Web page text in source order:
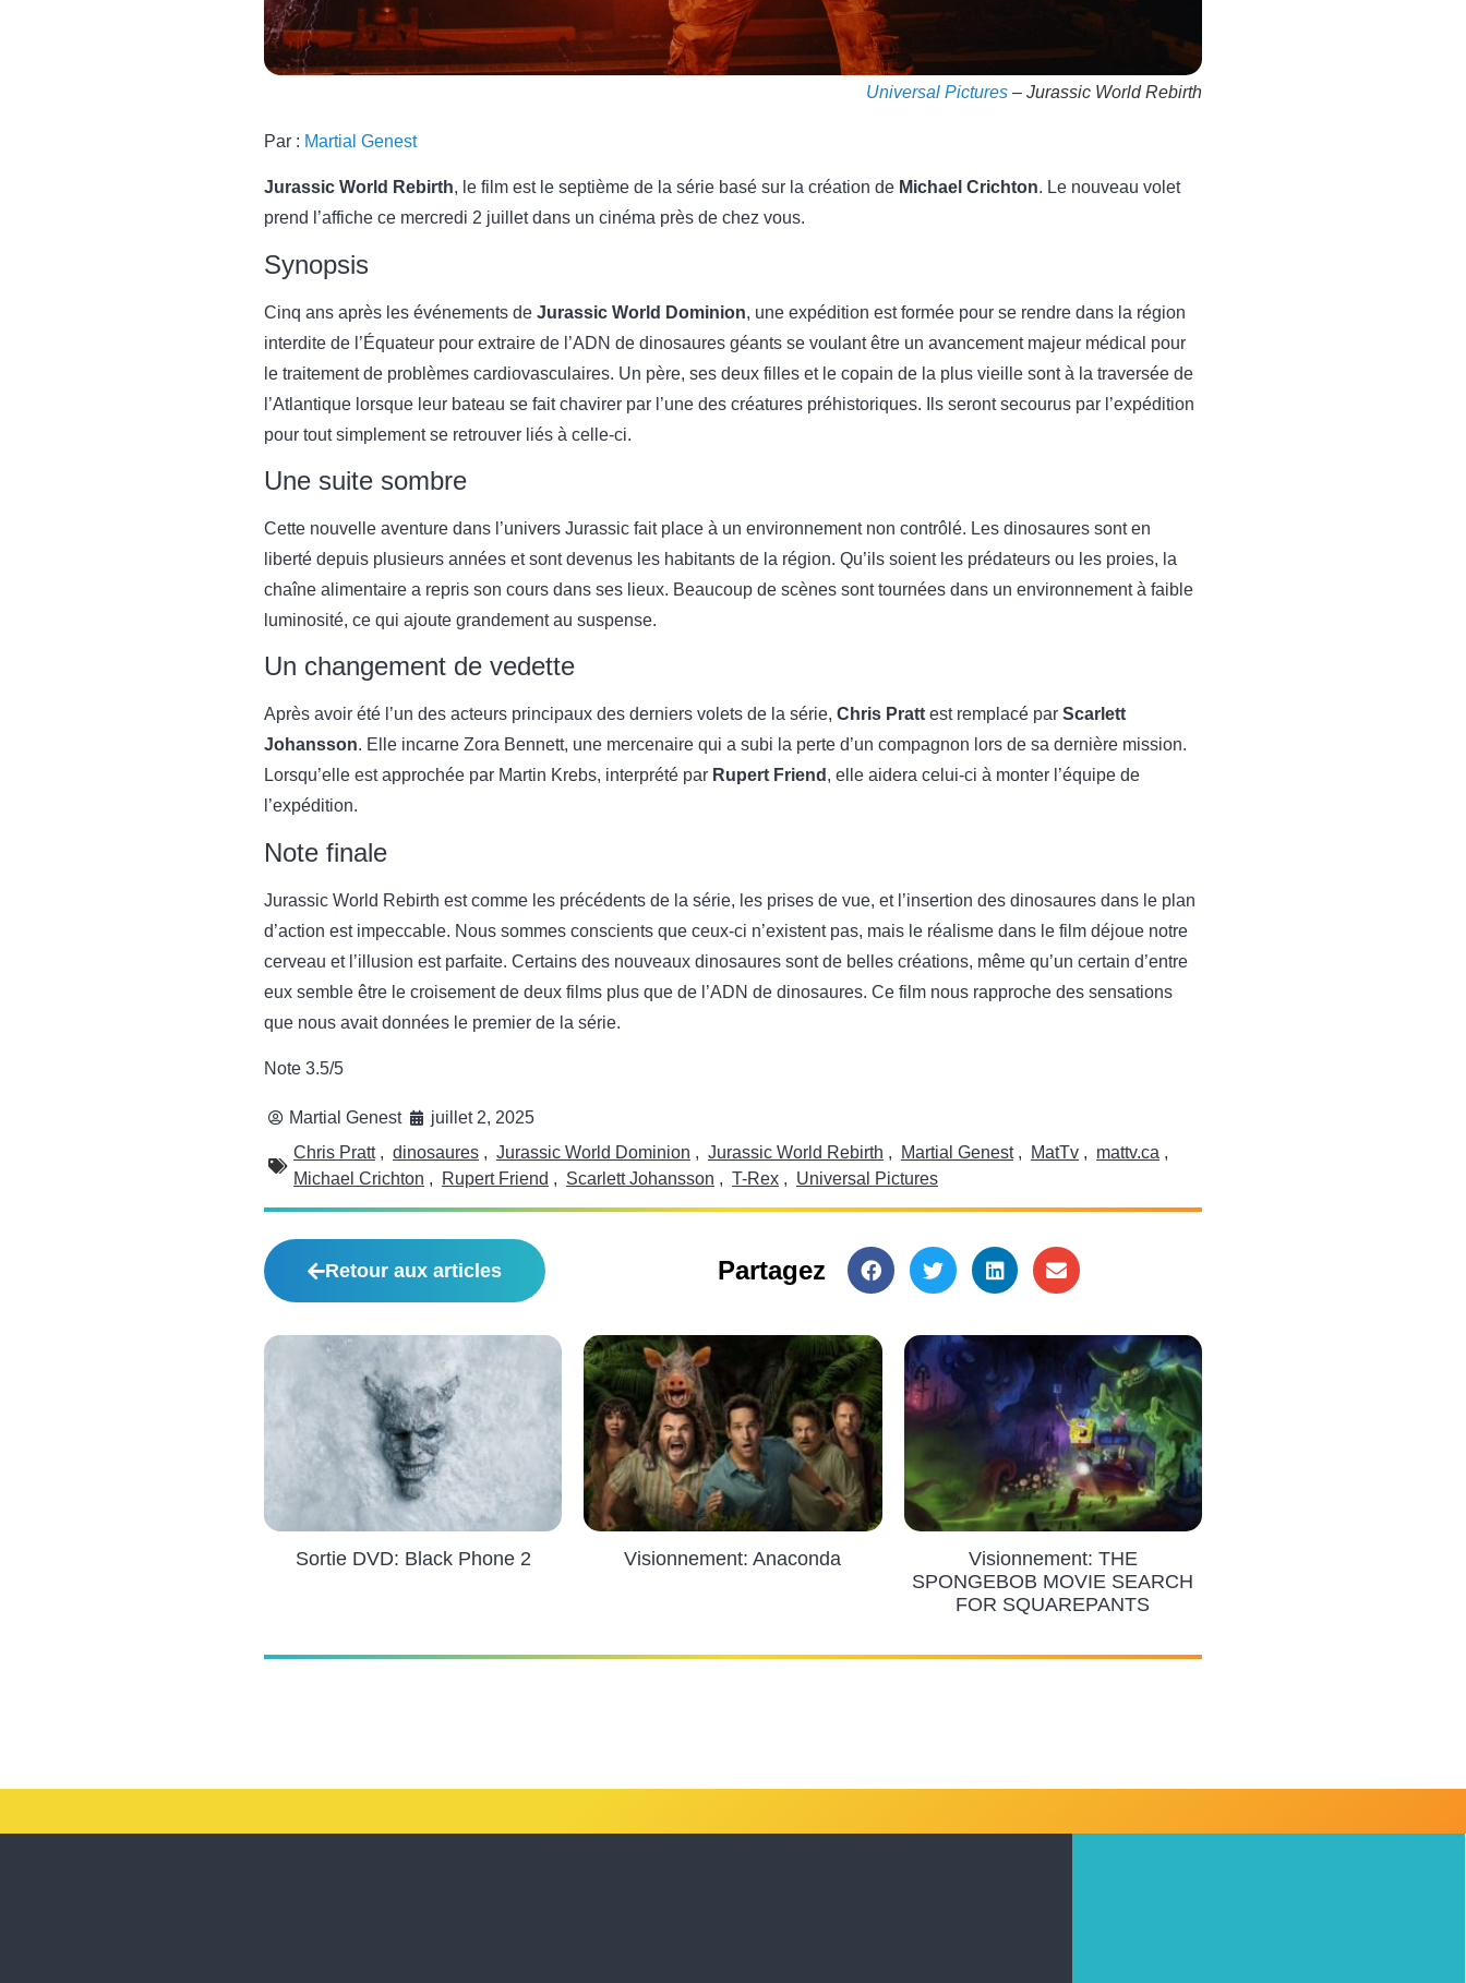
Universal Pictures – Jurassic World Rebirth
Par : Martial Genest
Jurassic World Rebirth, le film est le septième de la série basé sur la création de Michael Crichton. Le nouveau volet
prend l’affiche ce mercredi 2 juillet dans un cinéma près de chez vous.
Synopsis
Cinq ans après les événements de Jurassic World Dominion, une expédition est formée pour se rendre dans la région
interdite de l’Équateur pour extraire de l’ADN de dinosaures géants se voulant être un avancement majeur médical pour
le traitement de problèmes cardiovasculaires. Un père, ses deux filles et le copain de la plus vieille sont à la traversée de
l’Atlantique lorsque leur bateau se fait chavirer par l’une des créatures préhistoriques. Ils seront secourus par l’expédition
pour tout simplement se retrouver liés à celle-ci.
Une suite sombre
Cette nouvelle aventure dans l’univers Jurassic fait place à un environnement non contrôlé. Les dinosaures sont en
liberté depuis plusieurs années et sont devenus les habitants de la région. Qu’ils soient les prédateurs ou les proies, la
chaîne alimentaire a repris son cours dans ses lieux. Beaucoup de scènes sont tournées dans un environnement à faible
luminosité, ce qui ajoute grandement au suspense.
Un changement de vedette
Après avoir été l’un des acteurs principaux des derniers volets de la série, Chris Pratt est remplacé par Scarlett
Johansson. Elle incarne Zora Bennett, une mercenaire qui a subi la perte d’un compagnon lors de sa dernière mission.
Lorsqu’elle est approchée par Martin Krebs, interprété par Rupert Friend , elle aidera celui-ci à monter l’équipe de
l’expédition.
Note finale
Jurassic World Rebirth est comme les précédents de la série, les prises de vue, et l’insertion des dinosaures dans le plan
d’action est impeccable. Nous sommes conscients que ceux-ci n’existent pas, mais le réalisme dans le film déjoue notre
cerveau et l’illusion est parfaite. Certains des nouveaux dinosaures sont de belles créations, même qu’un certain d’entre
eux semble être le croisement de deux films plus que de l’ADN de dinosaures. Ce film nous rapproche des sensations
que nous avait données le premier de la série.
Note 3.5/5
Martial Genest
juillet 2, 2025
Chris Pratt , dinosaures , Jurassic World Dominion , Jurassic World Rebirth , Martial Genest , MatTv , mattv.ca ,
Michael Crichton , Rupert Friend , Scarlett Johansson , T-Rex , Universal Pictures
Retour aux articles Partagez
Sortie DVD: Black Phone 2 Visionnement: Anaconda
Visionnement: THE
SPONGEBOB MOVIE SEARCH
FOR SQUAREPANTS